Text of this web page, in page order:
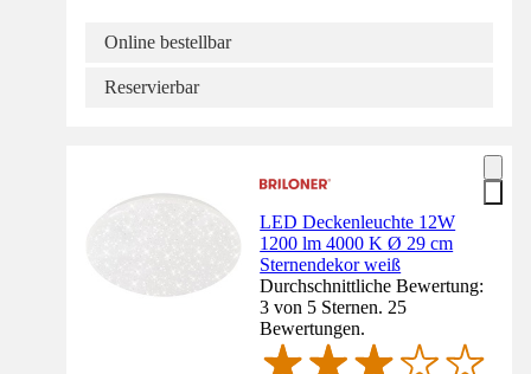
Online bestellbar
Reservierbar
LED Deckenleuchte 12W
1200 lm 4000 K Ø 29 cm
Sternendekor weiß
Durchschnittliche Bewertung:
3 von 5 Sternen. 25
Bewertungen.